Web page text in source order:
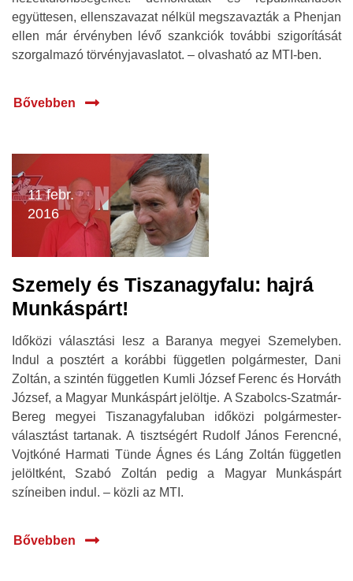
együttesen, ellenszavazat nélkül megszavazták a Phenjan
ellen már érvényben lévő szankciók további szigorítását
szorgalmazó törvényjavaslatot. – olvasható az MTI-ben.
Bővebben
11 febr.
2016
Szemely és Tiszanagyfalu: hajrá
Munkáspárt!
Időközi választási lesz a Baranya megyei Szemelyben.
Indul a posztért a korábbi független polgármester, Dani
Zoltán, a szintén független Kumli József Ferenc és Horváth
József, a Magyar Munkáspárt jelöltje. A Szabolcs-Szatmár-
Bereg megyei Tiszanagyfaluban időközi polgármester-
választást tartanak. A tisztségért Rudolf János Ferencné,
Vojtkóné Harmati Tünde Ágnes és Láng Zoltán független
jelöltként, Szabó Zoltán pedig a Magyar Munkáspárt
színeiben indul. – közli az MTI.
Bővebben